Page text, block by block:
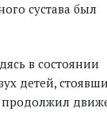
сустава был
в состоянии
детей,
продолжил